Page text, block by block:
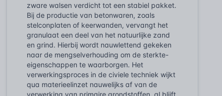
zware walsen verdicht tot een stabiel pakket.
Bij de productie van betonwaren, zoals
stelconplaten of keerwanden, vervangt het
granulaat een deel van het natuurlijke zand
en grind. Hierbij wordt nauwlettend gekeken
naar de mengselverhouding om de sterkte-
eigenschappen te waarborgen. Het
verwerkingsproces in de civiele techniek wijkt
qua materieelinzet nauwelijks af van de
verwerking van primaire grondstoffen, al blijft